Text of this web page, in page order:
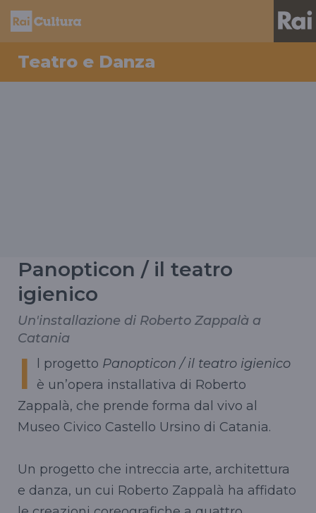
Teatro e Danza
Panopticon / il teatro
igienico
Un'installazione di Roberto Zappalà a
Catania
I l progetto Panopticon / il teatro igienico
è un’opera installativa di Roberto
Zappalà, che prende forma dal vivo al
Museo Civico Castello Ursino di Catania.
Un progetto che intreccia arte, architettura
e danza, un cui Roberto Zappalà ha affidato